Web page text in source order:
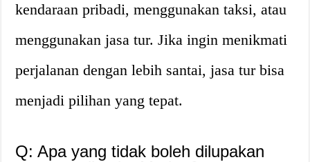
kendaraan pribadi, menggunakan taksi, atau
menggunakan jasa tur. Jika ingin menikmati
perjalanan dengan lebih santai, jasa tur bisa
menjadi pilihan yang tepat.
Q: Apa yang tidak boleh dilupakan